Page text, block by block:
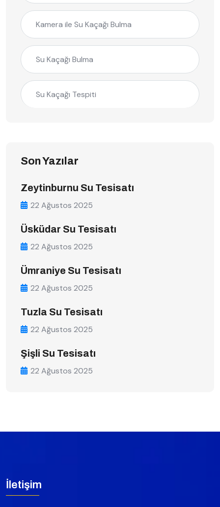
Kamera ile Su Kaçağı Bulma
Su Kaçağı Bulma
Su Kaçağı Tespiti
Son Yazılar
Zeytinburnu Su Tesisatı
22 Ağustos 2025
Üsküdar Su Tesisatı
22 Ağustos 2025
Ümraniye Su Tesisatı
22 Ağustos 2025
Tuzla Su Tesisatı
22 Ağustos 2025
Şişli Su Tesisatı
22 Ağustos 2025
İletişim